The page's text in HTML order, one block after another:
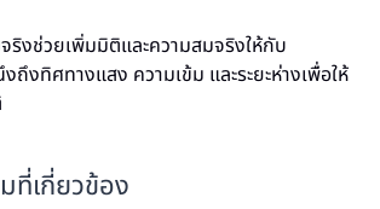
ริงช่วยเพิ่มมิติและความสมจริงให้กับ
งทิศทางแสง ความเข้ม และระยะห่างเพื่อให้
ที่เกี่ยวข้อง